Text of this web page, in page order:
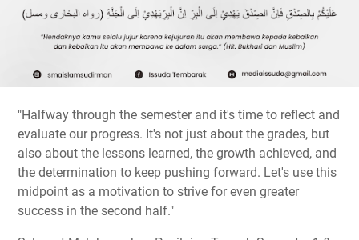
"Halfway through the semester and it's time to reflect and
evaluate our progress. It's not just about the grades, but
also about the lessons learned, the growth achieved, and
the determination to keep pushing forward. Let's use this
midpoint as a motivation to strive for even greater
success in the second half."